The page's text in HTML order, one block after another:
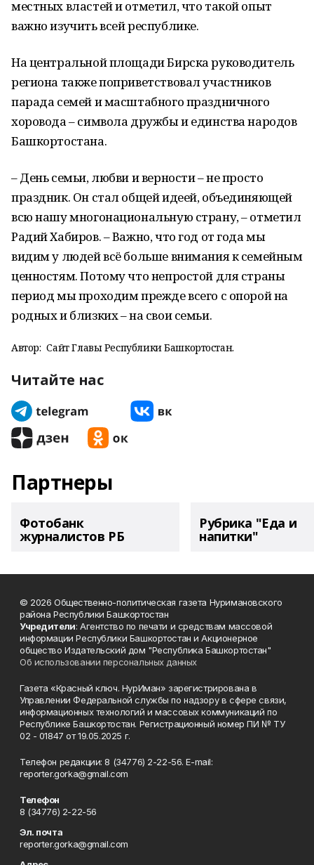
местных властей и отметил, что такой опыт
важно изучить всей республике.
На центральной площади Бирска руководитель
региона также поприветствовал участников
парада семей и масштабного праздничного
хоровода – символа дружбы и единства народов
Башкортостана.
– День семьи, любви и верности – не просто
праздник. Он стал общей идеей, объединяющей
всю нашу многонациональную страну, – отметил
Радий Хабиров. – Важно, что год от года мы
видим у людей всё больше внимания к семейным
ценностям. Потому что непростой для страны
период мы проходим прежде всего с опорой на
родных и близких – на свои семьи.
Автор: Сайт Главы Республики Башкортостан.
Читайте нас
Партнеры
Фотобанк
журналистов РБ
Рубрика "Еда и
напитки"
© 2026 Общественно-политическая газета Нуримановского
района Республики Башкортостан
Учредители: Агентство по печати и средствам массовой
информации Республики Башкортостан и Акционерное
общество Издательский дом "Республика Башкортостан"
Об использовании персональных данных
Газета «Красный ключ. НурИман» зарегистрирована в
Управлении Федеральной службы по надзору в сфере связи,
информационных технологий и массовых коммуникаций по
Республике Башкортостан. Регистрационный номер ПИ № ТУ
02 - 01847 от 19.05.2025 г.
Телефон редакции: 8 (34776) 2-22-56. E-mail:
reporter.gorka@gmail.com
Телефон
8 (34776) 2-22-56
Эл. почта
reporter.gorka@gmail.com